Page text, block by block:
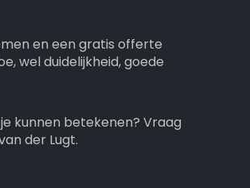
en een gratis offerte
wel duidelijkheid, goede
kunnen betekenen? Vraag
der Lugt.